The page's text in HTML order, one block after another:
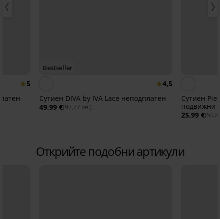
5
Bestseller
4,5
Сутиен DIVA by IVA Lace неподплатен
49,99 €(97,77 лв.)
Сутиен
подвижни
25,99 €
Открийте подобни артикули